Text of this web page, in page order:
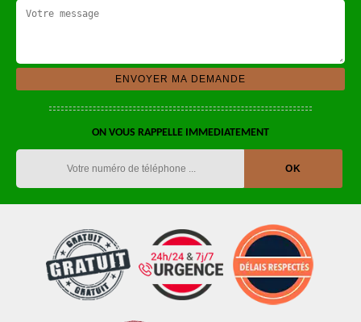
ON VOUS RAPPELLE IMMEDIATEMENT